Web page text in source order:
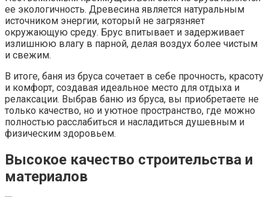
ее экологичность. Древесина является натуральным
источником энергии, который не загрязняет
окружающую среду. Брус впитывает и задерживает
излишнюю влагу в парной, делая воздух более чистым
и свежим.
В итоге, баня из бруса сочетает в себе прочность, красоту
и комфорт, создавая идеальное место для отдыха и
релаксации. Выбрав баню из бруса, вы приобретаете не
только качество, но и уютное пространство, где можно
полностью расслабиться и насладиться душевным и
физическим здоровьем.
Высокое качество строительства и
материалов